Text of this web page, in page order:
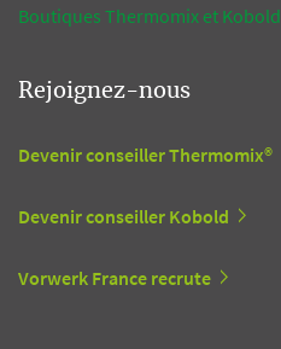
Boutiques Thermomix et Kobold
Rejoignez-nous
Devenir conseiller Thermomix®
Devenir conseiller Kobold
Vorwerk France recrute